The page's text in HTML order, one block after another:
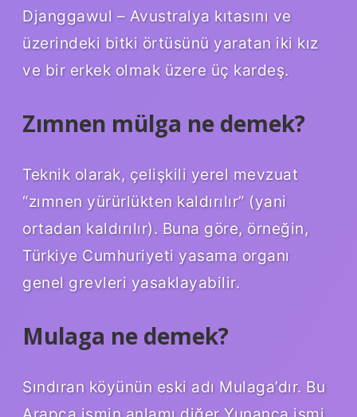
Djanggawul – Avustralya kıtasını ve
üzerindeki bitki örtüsünü yaratan iki kız
ve bir erkek olmak üzere üç kardeş.
Zımnen mülga ne demek?
Teknik olarak, çelişkili yerel mevzuat
“zımnen yürürlükten kaldırılır” (yani
ortadan kaldırılır). Buna göre, örneğin,
Türkiye Cumhuriyeti yasama organı
genel grevleri yasaklayabilir.
Mulaga ne demek?
Sındıran köyünün eski adı Mulaga’dır. Bu